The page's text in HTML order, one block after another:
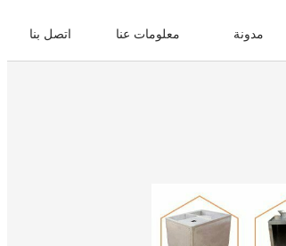
مدونة معلومات عنا اتصل بنا